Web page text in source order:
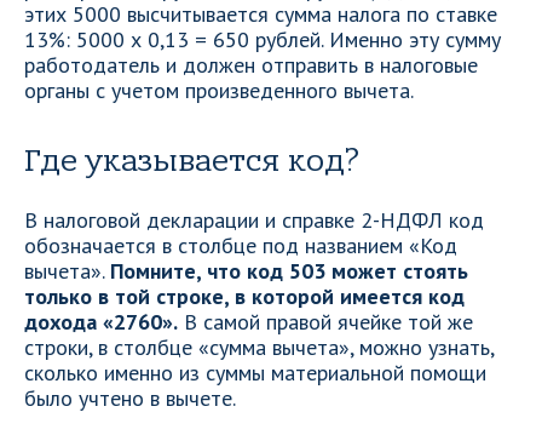
этих 5000 высчитывается сумма налога по ставке
13%: 5000 х 0,13 = 650 рублей. Именно эту сумму
работодатель и должен отправить в налоговые
органы с учетом произведенного вычета.
Где указывается код?
В налоговой декларации и справке 2-НДФЛ код
обозначается в столбце под названием «Код
вычета». Помните, что код 503 может стоять
только в той строке, в которой имеется код
дохода «2760». В самой правой ячейке той же
строки, в столбце «сумма вычета», можно узнать,
сколько именно из суммы материальной помощи
было учтено в вычете.